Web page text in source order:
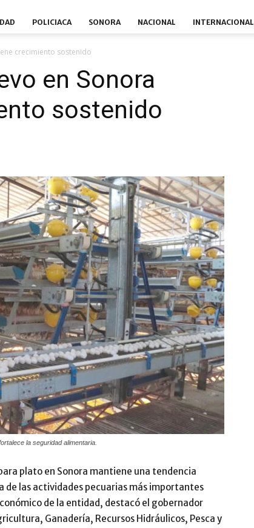
POLICIACA SONORA NACIONAL INTERNACIONAL
crecimiento sostenido
en Sonora
sostenido
la seguridad alimentaria.
plato en Sonora mantiene una tendencia
de las actividades pecuarias más importantes
de la entidad, destacó el gobernador
Ganadería, Recursos Hidráulicos, Pesca y